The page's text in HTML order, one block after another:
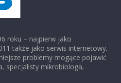
roku – najpierw jako
także jako serwis internetowy.
problemy mogące pojawić
specjalisty mikrobiologa,